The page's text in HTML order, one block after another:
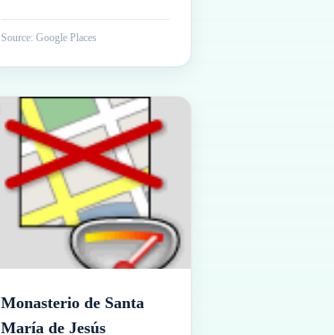
Source: Google Places
Monasterio de Santa
María de Jesús